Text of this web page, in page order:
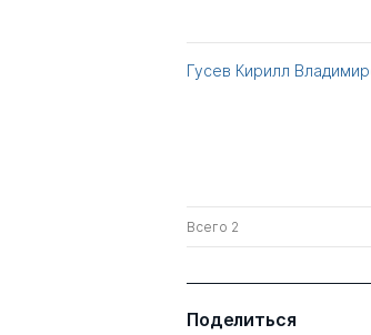
Гусев Кирилл
Всего 2
Поделиться